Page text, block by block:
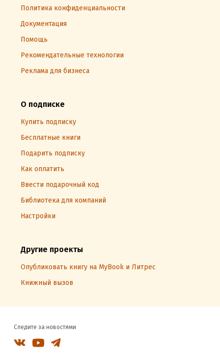
Политика конфиденциальности
Документация
Помощь
Рекомендательные технологии
Реклама для бизнеса
О подписке
Купить подписку
Бесплатные книги
Подарить подписку
Как оплатить
Ввести подарочный код
Библиотека для компаний
Настройки
Другие проекты
Опубликовать книгу на MyBook и Литрес
Книжный вызов
Следите за новостями